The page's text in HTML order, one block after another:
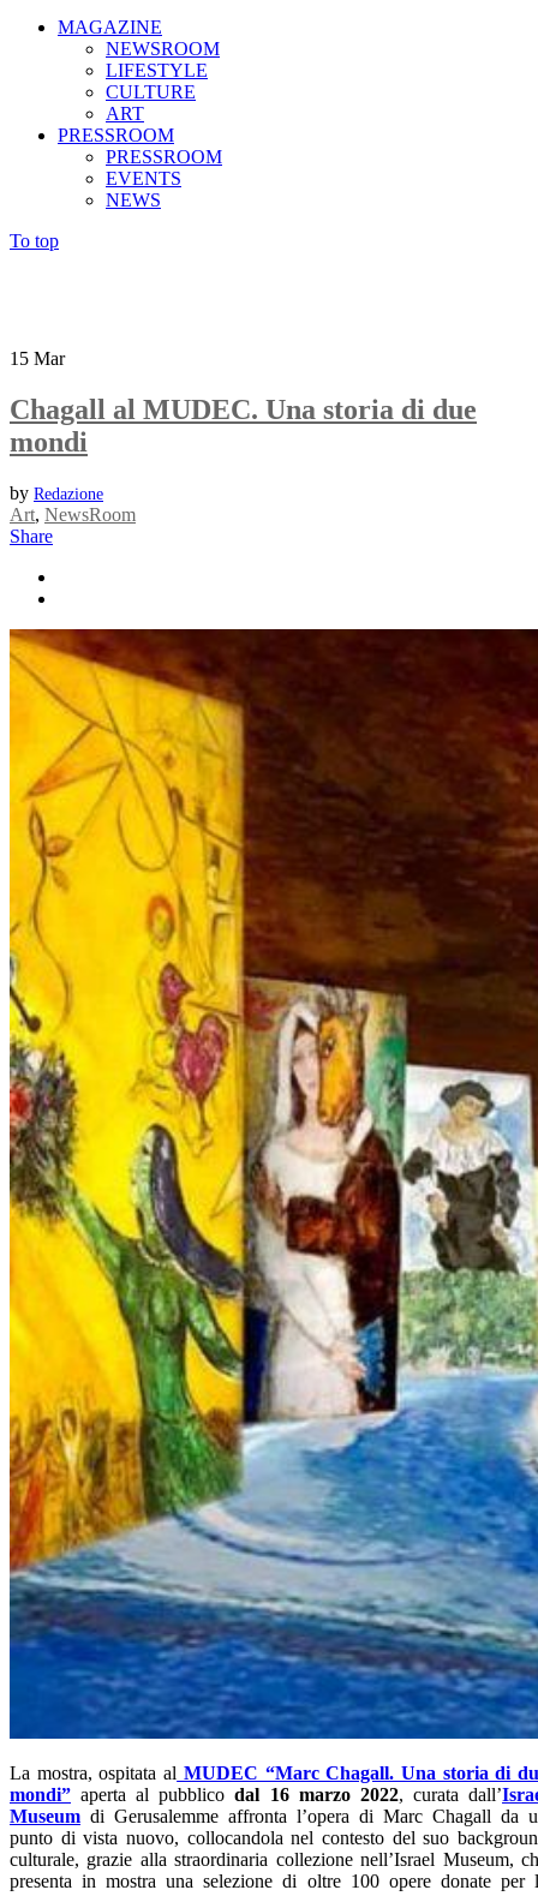
MAGAZINE
NEWSROOM
LIFESTYLE
CULTURE
ART
PRESSROOM
PRESSROOM
EVENTS
NEWS
To top
15 Mar
Chagall al MUDEC. Una storia di due
mondi
by Redazione
Art, NewsRoom
Share
La mostra, ospitata al MUDEC “Marc Chagall. Una storia di
mondi” aperta al pubblicodal 16 marzo 2022, curata dall’
Museum di Gerusalemme affronta l’opera di Marc Chagall da
punto di vista nuovo, collocandola nel contesto del suo
culturale, grazie alla straordinaria collezione nell’Israel Museum,
presenta in mostra una selezione di oltre 100 opere donate per